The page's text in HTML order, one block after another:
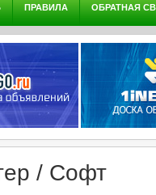
ПРАВИЛА ОБРАТНАЯ
/ Софт